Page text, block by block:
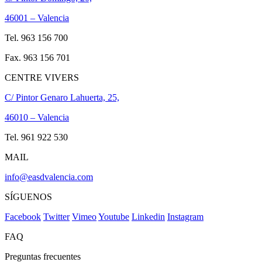
46001 – Valencia
Tel. 963 156 700
Fax. 963 156 701
CENTRE VIVERS
C/ Pintor Genaro Lahuerta, 25,
46010 – Valencia
Tel. 961 922 530
MAIL
info@easdvalencia.com
SÍGUENOS
Facebook Twitter VimeoYoutube Linkedin Instagram
FAQ
Preguntas frecuentes